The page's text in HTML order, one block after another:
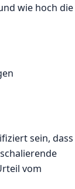
wie hoch die
sein, dass
vom